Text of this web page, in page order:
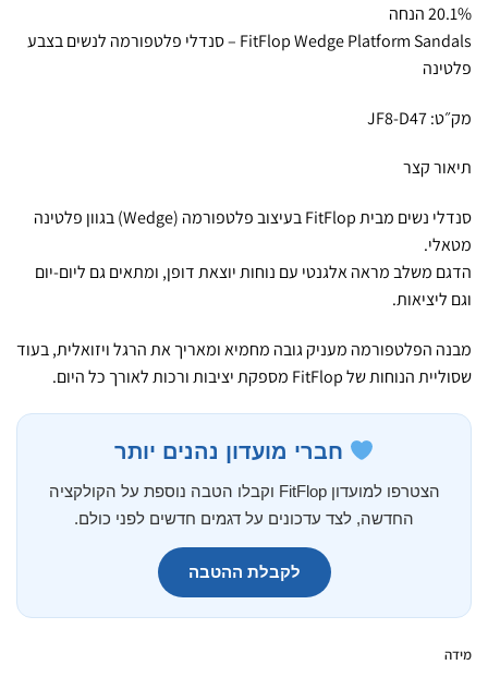
היה:
₪349.
הוא:
₪279.
20.1% הנחה
FitFlop Wedge Platform Sandals – סנדלי פלטפורמה לנשים בצבע
פלטינה
מק״ט: JF8-D47
תיאור קצר
סנדלי נשים מבית FitFlop בעיצוב פלטפורמה (Wedge) בגוון פלטינה
מטאלי.
הדגם משלב מראה אלגנטי עם נוחות יוצאת דופן, ומתאים גם ליום-יום
וגם ליציאות.
מבנה הפלטפורמה מעניק גובה מחמיא ומאריך את הרגל ויזואלית, בעוד
שסוליית הנוחות של FitFlop מספקת יציבות ורכות לאורך כל היום.
חברי מועדון נהנים יותר
הצטרפו למועדון FitFlop וקבלו הטבה נוספת על הקולקציה
החדשה, לצד עדכונים על דגמים חדשים לפני כולם.
לקבלת ההטבה
מידה